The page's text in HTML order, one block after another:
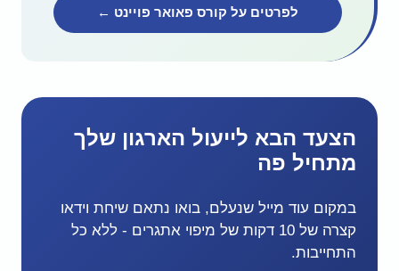
לפרטים על קורס פאואר פויינט ←
הצעד הבא לייעול הארגון שלך
מתחיל פה
במקום עוד מייל שנעלם, בואו נתאם שיחת וידאו
קצרה של 10 דקות של מיפוי אתגרים - ללא כל
התחייבות.